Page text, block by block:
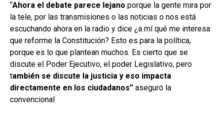
“Ahora el debate parece lejano porque la gente mira por
la tele, por las transmisiones o las noticias o nos está
escuchando ahora en la radio y dice ¿a mí qué me interesa
que reforme la Constitución? Esto es para la política,
porque es lo que plantean muchos. Es cierto que se
discute el Poder Ejecutivo, el poder Legislativo, pero
también se discute la justicia y eso impacta
directamente en los ciudadanos” aseguró la
convencional